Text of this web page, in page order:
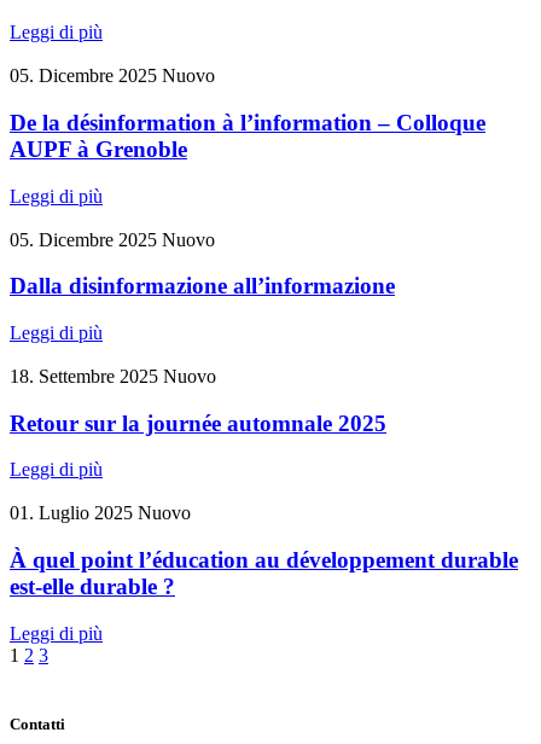
Leggi di più
05. Dicembre 2025 Nuovo
De la désinformation à l’information – Colloque
AUPF à Grenoble
Leggi di più
05. Dicembre 2025 Nuovo
Dalla disinformazione all’informazione
Leggi di più
18. Settembre 2025 Nuovo
Retour sur la journée automnale 2025
Leggi di più
01. Luglio 2025 Nuovo
À quel point l’éducation au développement durable
est-elle durable ?
Leggi di più
1 2 3
Contatti